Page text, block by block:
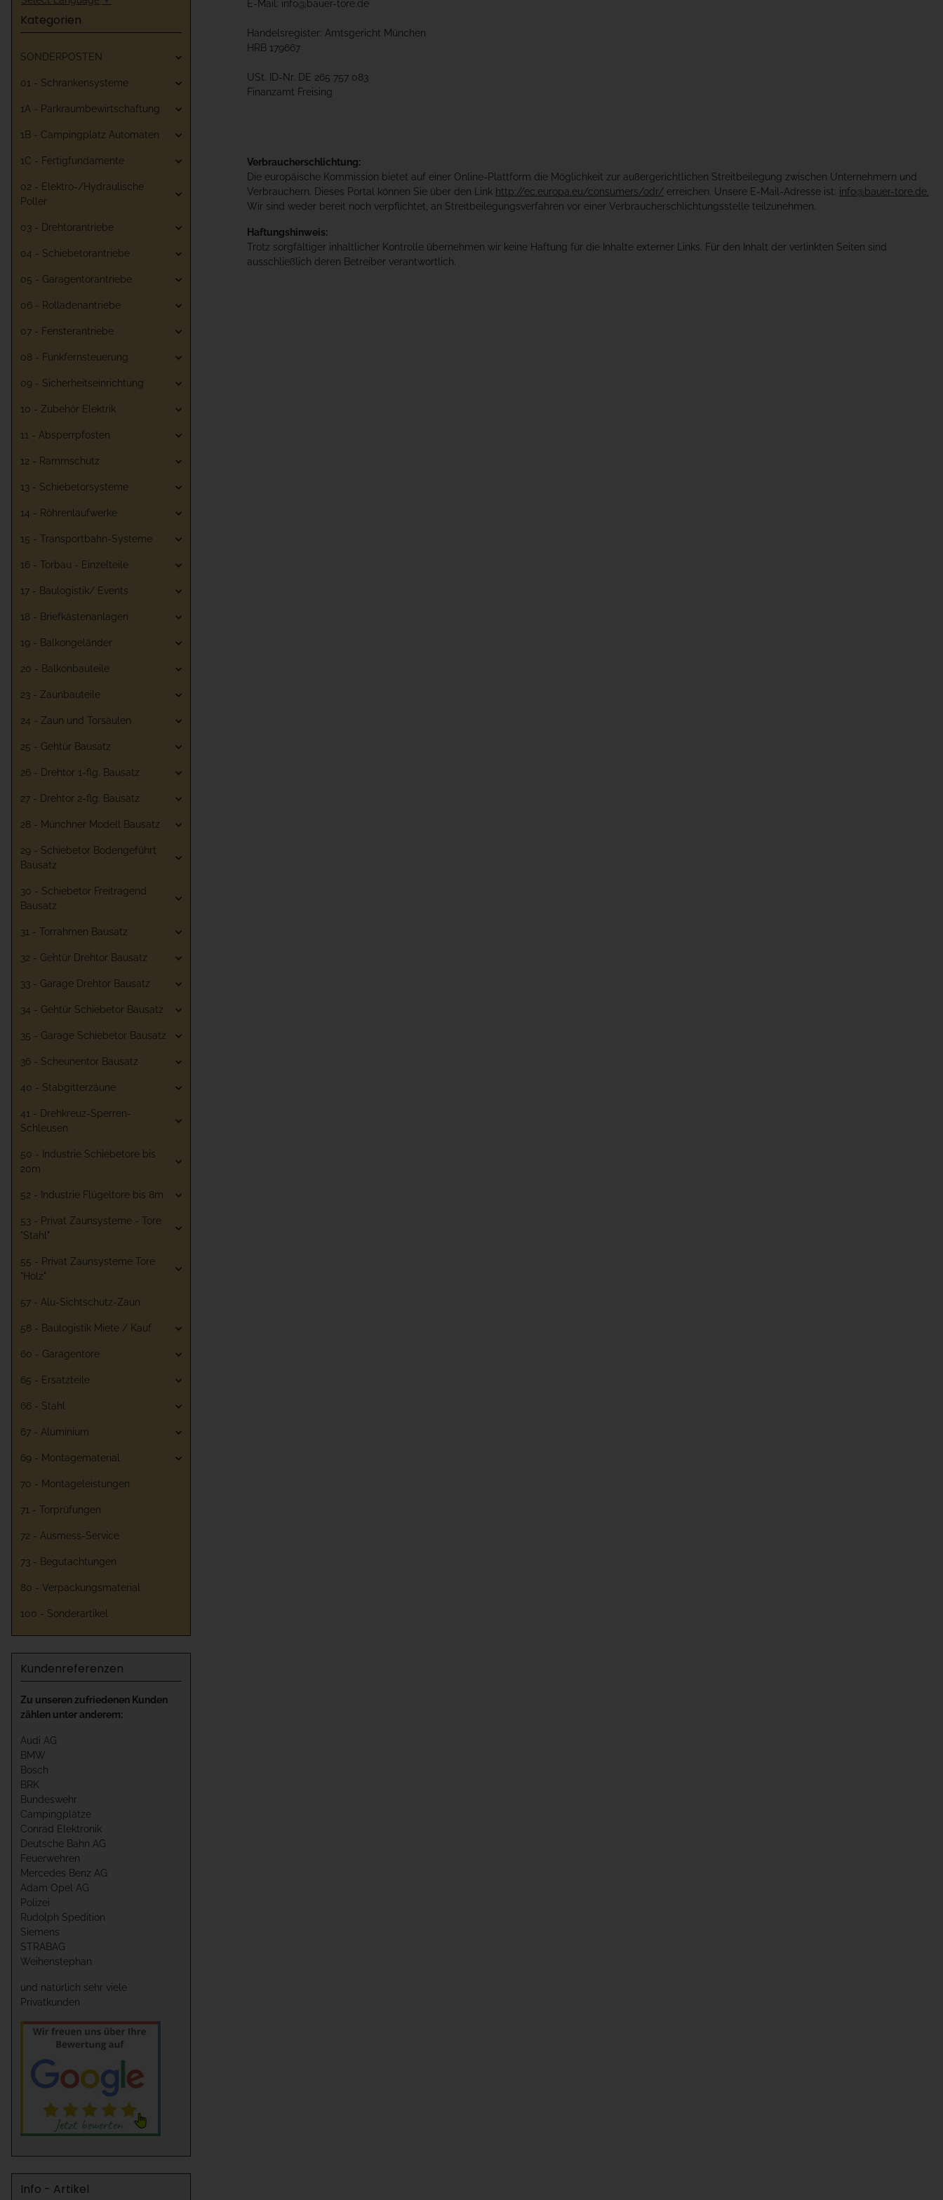
E-Mail: info@bauer-tore.de
Handelsregister: Amtsgericht München
HRB 179667
USt. ID-Nr. DE 265 757 083
Finanzamt Freising
Verbraucherschlichtung:
Die europäische Kommission bietet auf einer Online-Plattform die Möglichkeit zur außergerichtlichen Streitbeilegung zwischen Unternehmern und
Verbrauchern. Dieses Portal können Sie über den Link http://ec.europa.eu/consumers/odr/ erreichen. Unsere E-Mail-Adresse ist: info@bauer-tore.de.
Wir sind weder bereit noch verpflichtet, an Streitbeilegungsverfahren vor einer Verbraucherschlichtungsstelle teilzunehmen.
Haftungshinweis:
Trotz sorgfältiger inhaltlicher Kontrolle übernehmen wir keine Haftung für die Inhalte externer Links. Für den Inhalt der verlinkten Seiten sind
ausschließlich deren Betreiber verantwortlich.
Kategorien
SONDERPOSTEN
01 - Schrankensysteme
1A - Parkraumbewirtschaftung
1B - Campingplatz Automaten
1C - Fertigfundamente
02 - Elektro-/Hydraulische
Poller
03 - Drehtorantriebe
04 - Schiebetorantriebe
05 - Garagentorantriebe
06 - Rolladenantriebe
07 - Fensterantriebe
08 - Funkfernsteuerung
09 - Sicherheitseinrichtung
10 - Zubehör Elektrik
11 - Absperrpfosten
12 - Rammschutz
13 - Schiebetorsysteme
14 - Röhrenlaufwerke
15 - Transportbahn-Systeme
16 - Torbau - Einzelteile
17 - Baulogistik/ Events
18 - Briefkästenanlagen
19 - Balkongeländer
20 - Balkonbauteile
23 - Zaunbauteile
24 - Zaun und Torsäulen
25 - Gehtür Bausatz
26 - Drehtor 1-flg. Bausatz
27 - Drehtor 2-flg. Bausatz
28 - Münchner Modell Bausatz
29 - Schiebetor Bodengeführt
Bausatz
30 - Schiebetor Freitragend
Bausatz
31 - Torrahmen Bausatz
32 - Gehtür Drehtor Bausatz
33 - Garage Drehtor Bausatz
34 - Gehtür Schiebetor Bausatz
35 - Garage Schiebetor Bausatz
36 - Scheunentor Bausatz
40 - Stabgitterzäune
41 - Drehkreuz-Sperren-
Schleusen
50 - Industrie Schiebetore bis
20m
52 - Industrie Flügeltore bis 8m
53 - Privat Zaunsysteme - Tore
"Stahl"
55 - Privat Zaunsysteme Tore
"Holz"
57 - Alu-Sichtschutz-Zaun
58 - Baulogistik Miete / Kauf
60 - Garagentore
65 - Ersatzteile
66 - Stahl
67 - Aluminium
69 - Montagematerial
70 - Montageleistungen
71 - Torprüfungen
72 - Ausmess-Service
73 - Begutachtungen
80 - Verpackungsmaterial
100 - Sonderartikel
Kundenreferenzen
Zu unseren zufriedenen Kunden
zählen unter anderem:
Audi AG
BMW
Bosch
BRK
Bundeswehr
Campingplätze
Conrad Elektronik
Deutsche Bahn AG
Feuerwehren
Mercedes Benz AG
Adam Opel AG
Polizei
Rudolph Spedition
Siemens
STRABAG
Weihenstephan
und natürlich sehr viele
Privatkunden
Info - Artikel